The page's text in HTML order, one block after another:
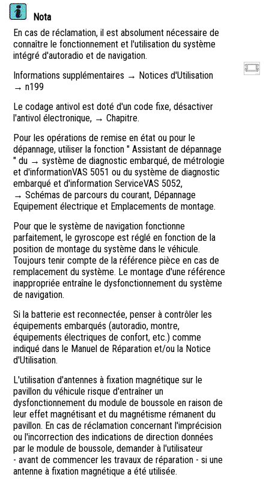
Nota
En cas de réclamation, il est absolument nécessaire de
connaître le fonctionnement et l'utilisation du système
intégré d'autoradio et de navigation.
Informations supplémentaires → Notices d'Utilisation
→ n199
Le codage antivol est doté d'un code fixe, désactiver
l'antivol électronique, → Chapitre.
Pour les opérations de remise en état ou pour le
dépannage, utiliser la fonction " Assistant de dépannage
" du → système de diagnostic embarqué, de métrologie
et d'informationVAS 5051 ou du système de diagnostic
embarqué et d'information ServiceVAS 5052,
→ Schémas de parcours du courant, Dépannage
Equipement électrique et Emplacements de montage.
Pour que le système de navigation fonctionne
parfaitement, le gyroscope est réglé en fonction de la
position de montage du système dans le véhicule.
Toujours tenir compte de la référence pièce en cas de
remplacement du système. Le montage d'une référence
inappropriée entraîne le dysfonctionnement du système
de navigation.
Si la batterie est reconnectée, penser à contrôler les
équipements embarqués (autoradio, montre,
équipements électriques de confort, etc.) comme
indiqué dans le Manuel de Réparation et/ou la Notice
d'Utilisation.
L'utilisation d'antennes à fixation magnétique sur le
pavillon du véhicule risque d'entraîner un
dysfonctionnement du module de boussole en raison de
leur effet magnétisant et du magnétisme rémanent du
pavillon. En cas de réclamation concernant l'imprécision
ou l'incorrection des indications de direction données
par le module de boussole, demander à l'utilisateur
- avant de commencer les travaux de réparation - si une
antenne à fixation magnétique a été utilisée.